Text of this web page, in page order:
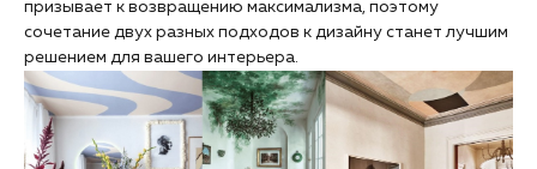
призывает к возвращению максимализма, поэтому
сочетание двух разных подходов к дизайну станет лучшим
решением для вашего интерьера.